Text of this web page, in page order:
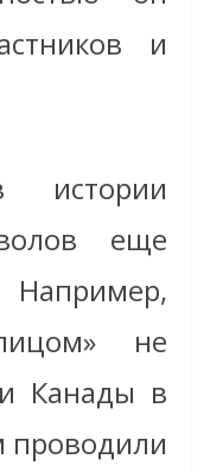
и
еще
не
Канады в
проводили